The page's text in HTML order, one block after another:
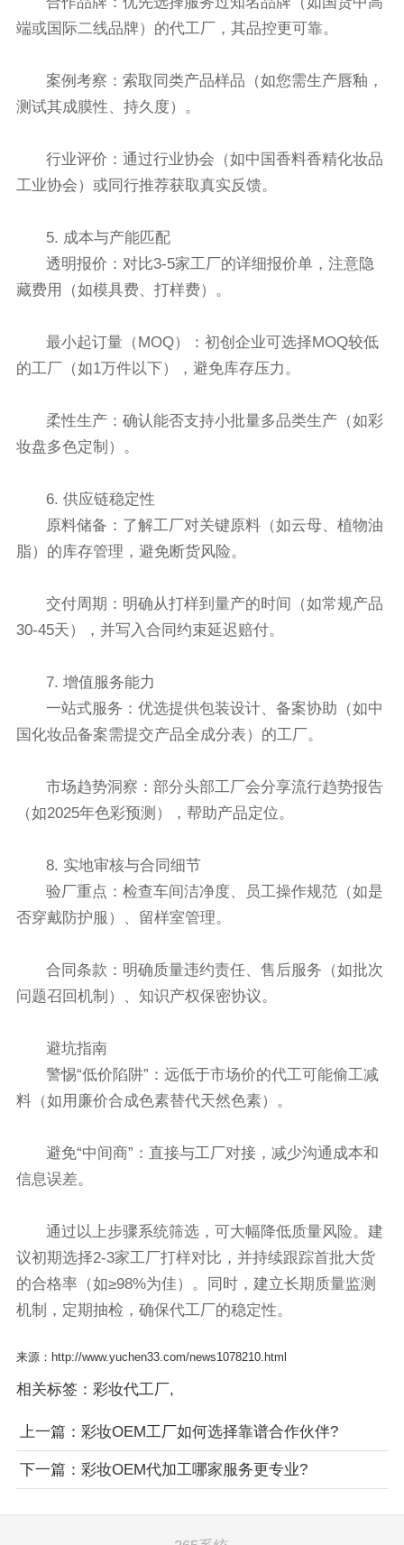
端或国际二线品牌）的代工厂，其品控更可靠。
案例考察：索取同类产品样品（如您需生产唇釉，
测试其成膜性、持久度）。
行业评价：通过行业协会（如中国香料香精化妆品
工业协会）或同行推荐获取真实反馈。
5. 成本与产能匹配
透明报价：对比3-5家工厂的详细报价单，注意隐
藏费用（如模具费、打样费）。
最小起订量（MOQ）：初创企业可选择MOQ较低
的工厂（如1万件以下），避免库存压力。
柔性生产：确认能否支持小批量多品类生产（如彩
妆盘多色定制）。
6. 供应链稳定性
原料储备：了解工厂对关键原料（如云母、植物油
脂）的库存管理，避免断货风险。
交付周期：明确从打样到量产的时间（如常规产品
30-45天），并写入合同约束延迟赔付。
7. 增值服务能力
一站式服务：优选提供包装设计、备案协助（如中
国化妆品备案需提交产品全成分表）的工厂。
市场趋势洞察：部分头部工厂会分享流行趋势报告
（如2025年色彩预测），帮助产品定位。
8. 实地审核与合同细节
验厂重点：检查车间洁净度、员工操作规范（如是
否穿戴防护服）、留样室管理。
合同条款：明确质量违约责任、售后服务（如批次
问题召回机制）、知识产权保密协议。
避坑指南
警惕“低价陷阱”：远低于市场价的代工可能偷工减
料（如用廉价合成色素替代天然色素）。
避免“中间商”：直接与工厂对接，减少沟通成本和
信息误差。
通过以上步骤系统筛选，可大幅降低质量风险。建
议初期选择2-3家工厂打样对比，并持续跟踪首批大货
的合格率（如≥98%为佳）。同时，建立长期质量监测
机制，定期抽检，确保代工厂的稳定性。
来源：http://www.yuchen33.com/news1078210.html
相关标签： 彩妆代工厂,
上一篇： 彩妆OEM工厂如何选择靠谱合作伙伴?
下一篇： 彩妆OEM代加工哪家服务更专业?